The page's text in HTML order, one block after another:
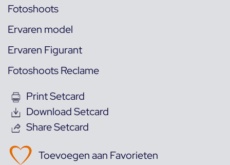
Fotoshoots
Ervaren model
Ervaren Figurant
Fotoshoots Reclame
Print Setcard
Download Setcard
Share Setcard
Toevoegen aan Favorieten